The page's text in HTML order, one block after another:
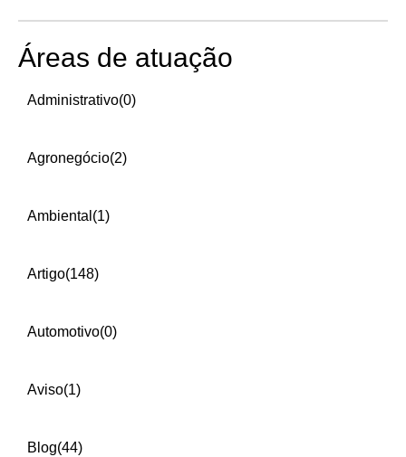
Áreas de atuação
Administrativo(0)
Agronegócio(2)
Ambiental (1)
Artigo(148)
Automotivo(0)
Aviso(1)
Blog(44)